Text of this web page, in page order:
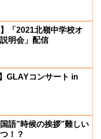
】「2021北嶺中学校オ
明会」配信
】GLAYコンサート in
国語”時候の挨拶”難しい
！？